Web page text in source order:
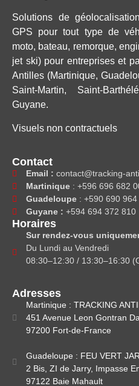
Solutions de
GPS pour tout type de
moto, bateau, remorque,
jet ski) pour entrepriseset
Antilles (Martinique,
Saint-Martin, Saint-
Guyane.
Visuels non contractuels
Contact
Email : contact@tracking-
Martinique: +596 696 682
Guadeloupe : +590 690 964
Guyane : +594 694 372 810
Horaires
Sur rendez-vous
Du Lundi au Vendredi
08:30–12:30 / 13:30–16:30
Adresses
Martinique : TRACKING
451 Avenue Leon Gontran
97200 Fort-de-France
Guadeloupe : FEU VERT
2 Bis, ZI de Jarry, Impasse
97122 Baie Mahault